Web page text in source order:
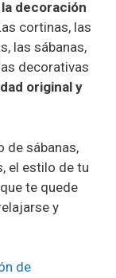
decoración
cortinas, las
las sábanas,
decorativas
original y
de sábanas,
el estilo de tu
te quede
y
de